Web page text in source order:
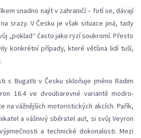
snadno najít v zahraničí – fotí se, dávají
srazy. V Česku je však situace jiná, tady
„poklad“ často jako ryzí soukromí. Přesto
konkrétní případy, které většina lidí tuší,
s Bugatti v Česku skloňuje jméno Radim
16.4 ve dvoubarevné variantě modro-
na vážnějších motoristických akcích. Pařík,
a vášnivý sběratel aut, si svůj Veyron
a technické dokonalosti. Mezi